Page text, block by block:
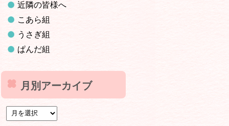
近隣の皆様へ
こあら組
うさぎ組
ぱんだ組
月別アーカイブ